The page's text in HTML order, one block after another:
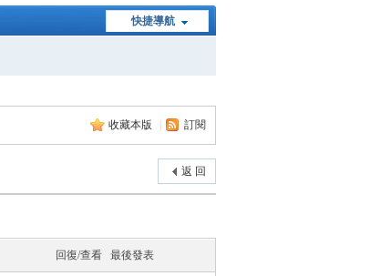
快捷導航
收藏本版 訂閱
返 回
回復/查看 最後發表